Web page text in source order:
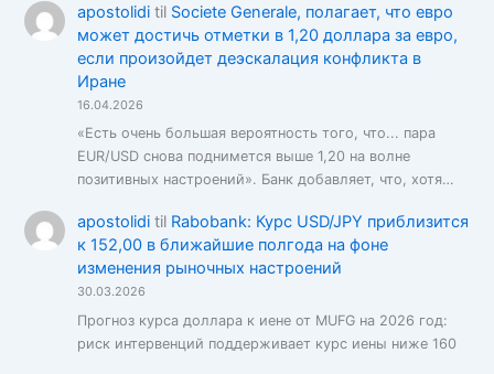
apostoliditil Societe Generale, полагает, что евро
может достичь отметки в 1,20 доллара за евро,
если произойдет деэскалация конфликта в
Иране
16.04.2026
«Есть очень большая вероятность того, что... пара
EUR/USD снова поднимется выше 1,20 на волне
позитивных настроений». Банк добавляет, что, хотя…
apostoliditil Rabobank: Курс USD/JPY приблизится
к 152,00 в ближайшие полгода на фоне
изменения рыночных настроений
30.03.2026
Прогноз курса доллара к иене от MUFG на 2026 год:
риск интервенций поддерживает курс иены ниже 160